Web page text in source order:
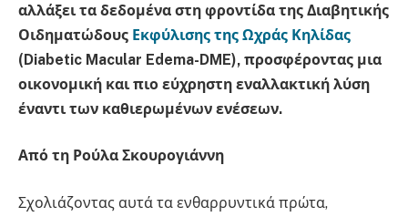
αλλάξει τα δεδομένα στη φροντίδα της Διαβητικής
Οιδηματώδους Εκφύλισης της Ωχράς Κηλίδας
(Diabetic Macular Edema-DME), προσφέροντας μια
οικονομική και πιο εύχρηστη εναλλακτική λύση
έναντι των καθιερωμένων ενέσεων.
Από τη Ρούλα Σκουρογιάννη
Σχολιάζοντας αυτά τα ενθαρρυντικά πρώτα,